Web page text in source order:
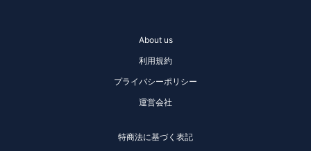
About us
利用規約
プライバシーポリシー
運営会社
特商法に基づく表記